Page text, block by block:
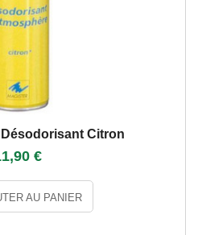
Citron
€
AU PANIER